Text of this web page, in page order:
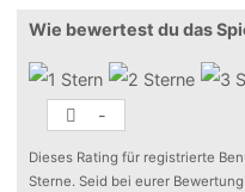
Wie bewertest du das
-
Dieses Rating für registrierte
Sterne. Seid bei eurer